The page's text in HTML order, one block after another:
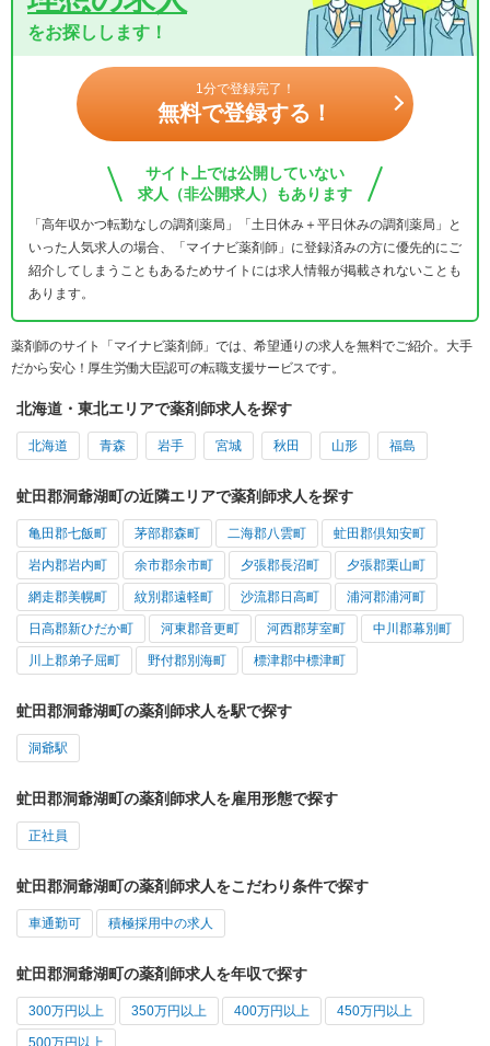
をお探しします！
1分で登録完了！
無料で登録する！
サイト上では公開していない
求人（非公開求人）もあります
「高年収かつ転勤なしの調剤薬局」「土日休み＋平日休みの調剤薬局」と
いった人気求人の場合、「マイナビ薬剤師」に登録済みの方に優先的にご
紹介してしまうこともあるためサイトには求人情報が掲載されないことも
あります。
薬剤師のサイト「マイナビ薬剤師」では、希望通りの求人を無料でご紹介。大手
だから安心！厚生労働大臣認可の転職支援サービスです。
北海道・東北エリアで薬剤師求人を探す
北海道 青森 岩手 宮城 秋田 山形 福島
虻田郡洞爺湖町の近隣エリアで薬剤師求人を探す
亀田郡七飯町 茅部郡森町 二海郡八雲町 虻田郡倶知安町
岩内郡岩内町 余市郡余市町 夕張郡長沼町 夕張郡栗山町
網走郡美幌町 紋別郡遠軽町 沙流郡日高町 浦河郡浦河町
日高郡新ひだか町 河東郡音更町 河西郡芽室町 中川郡幕別町
川上郡弟子屈町 野付郡別海町 標津郡中標津町
虻田郡洞爺湖町の薬剤師求人を駅で探す
洞爺駅
虻田郡洞爺湖町の薬剤師求人を雇用形態で探す
正社員
虻田郡洞爺湖町の薬剤師求人をこだわり条件で探す
車通勤可 積極採用中の求人
虻田郡洞爺湖町の薬剤師求人を年収で探す
300万円以上 350万円以上 400万円以上 450万円以上
500万円以上